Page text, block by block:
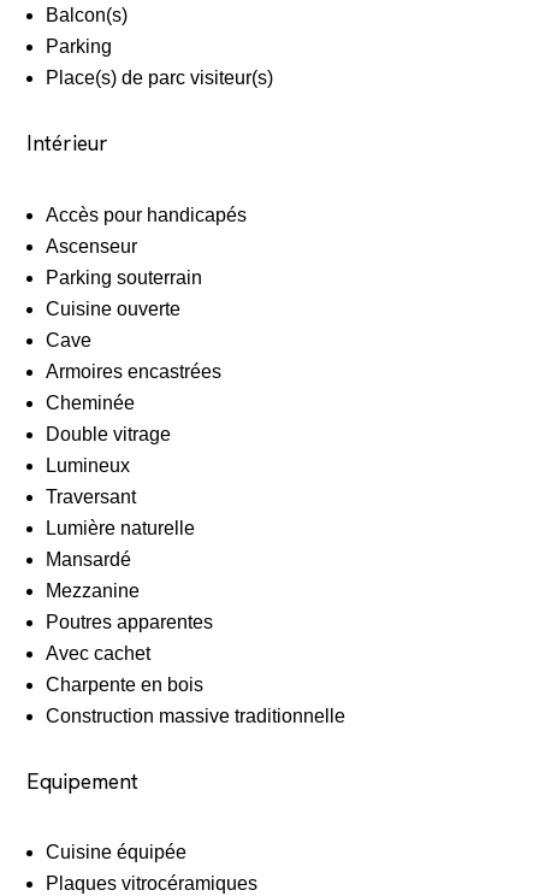
Balcon(s)
Parking
Place(s) de parc visiteur(s)
Intérieur
Accès pour handicapés
Ascenseur
Parking souterrain
Cuisine ouverte
Cave
Armoires encastrées
Cheminée
Double vitrage
Lumineux
Traversant
Lumière naturelle
Mansardé
Mezzanine
Poutres apparentes
Avec cachet
Charpente en bois
Construction massive traditionnelle
Equipement
Cuisine équipée
Plaques vitrocéramiques